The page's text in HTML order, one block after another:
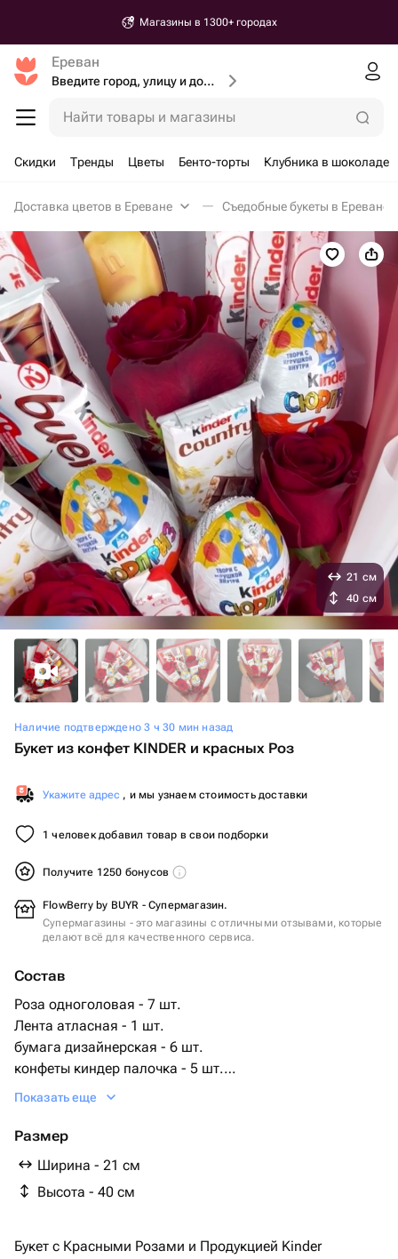
Магазины в 1300+ городах
Ереван
Введите город, улицу и дом доставки
Найти товары и магазины
Скидки Тренды Цветы Бенто-торты Клубника в шоколаде
Доставка цветов в Ереване Съедобные букеты в Ереване
Наличие подтверждено 3 ч 30 мин назад
Букет из конфет KINDER и красных Роз
Укажите адрес , и мы узнаем стоимость доставки
1 человек добавил товар в свои подборки
Получите 1250 бонусов
FlowBerry by BUYR - Супермагазин.
Супермагазины - это магазины с отличными отзывами, которые
делают всё для качественного сервиса.
Состав
Роза одноголовая - 7 шт.
Лента атласная - 1 шт.
бумага дизайнерская - 6 шт.
конфеты киндер палочка - 5 шт.
конфета киндер сюрприз - 3 шт.
конфета киндер кантри - 2 шт.
Показать еще
Размер
Ширина - 21 см
Высота - 40 см
21 см
40 см
Букет с Красными Розами и Продукцией Kinder